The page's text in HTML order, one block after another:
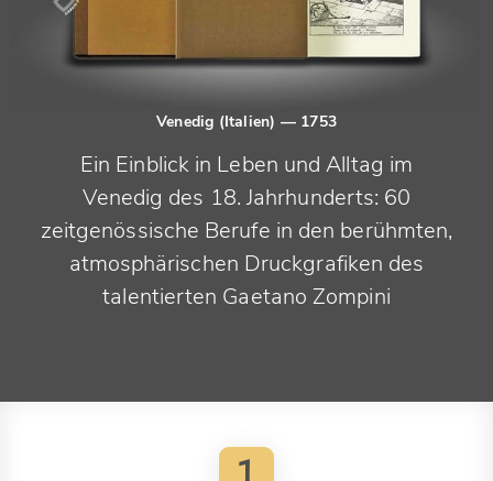
Venedig (Italien) — 1753
Ein Einblick in Leben und Alltag im
Venedig des 18. Jahrhunderts: 60
zeitgenössische Berufe in den berühmten,
atmosphärischen Druckgrafiken des
talentierten Gaetano Zompini
1